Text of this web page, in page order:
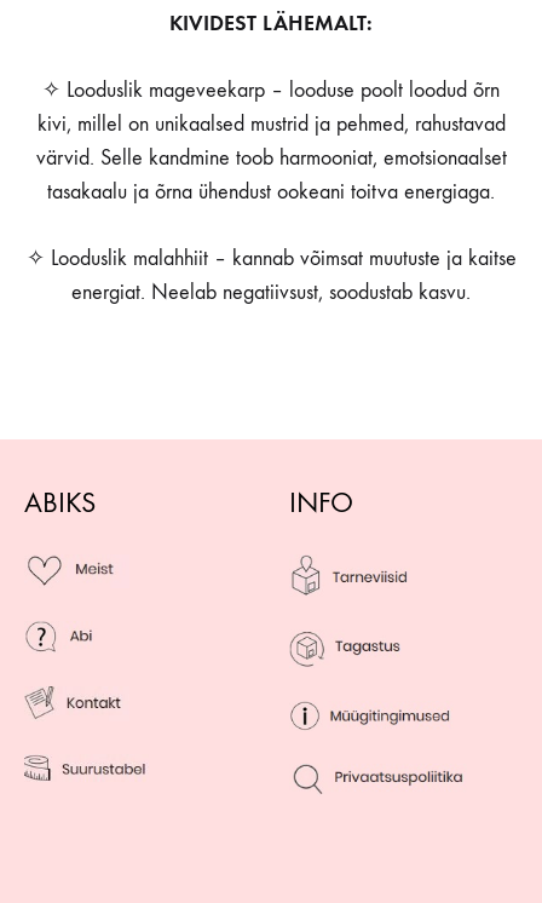
KIVIDEST LÄHEMALT:
✧ Looduslik mageveekarp – looduse poolt loodud õrn
kivi, millel on unikaalsed mustrid ja pehmed, rahustavad
värvid. Selle kandmine toob harmooniat, emotsionaalset
tasakaalu ja õrna ühendust ookeani toitva energiaga.
✧ Looduslik malahhiit – kannab võimsat muutuste ja kaitse
energiat. Neelab negatiivsust, soodustab kasvu.
ABIKS INFO